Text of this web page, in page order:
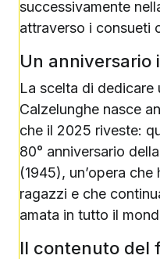
successivamente
attraverso i consueti
Un anniversario
La scelta di dedicare
Calzelunghe nasce
che il 2025 riveste:
80° anniversario
(1945), un’opera
ragazzi e che
amata in tutto il
Il contenuto del